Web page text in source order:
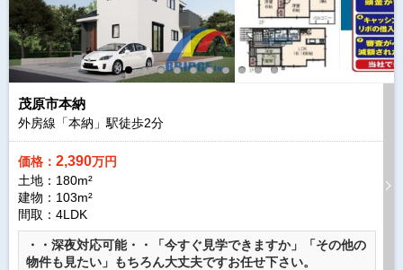
茂原市本納
外房線「本納」駅徒歩2分
価格： 2,390万円
土地：180m²
建物：103m²
間取：4LDK
・・深夜対応可能・・「今すぐ見学できますか」「その他の
物件も見たい」もちろん大丈夫ですお任せ下さい。